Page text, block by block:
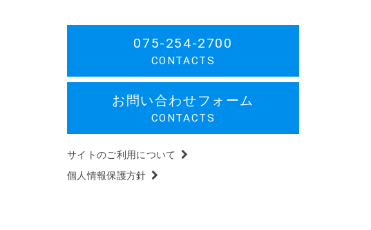
075-254-2700
CONTACTS
お問い合わせフォーム
CONTACTS
サイトのご利用について
個人情報保護方針